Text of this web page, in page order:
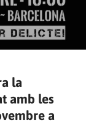
la
amb les
a